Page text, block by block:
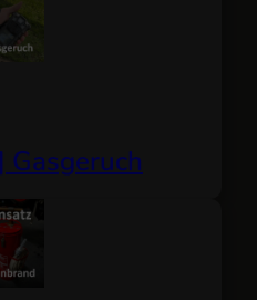
Gasgeruch